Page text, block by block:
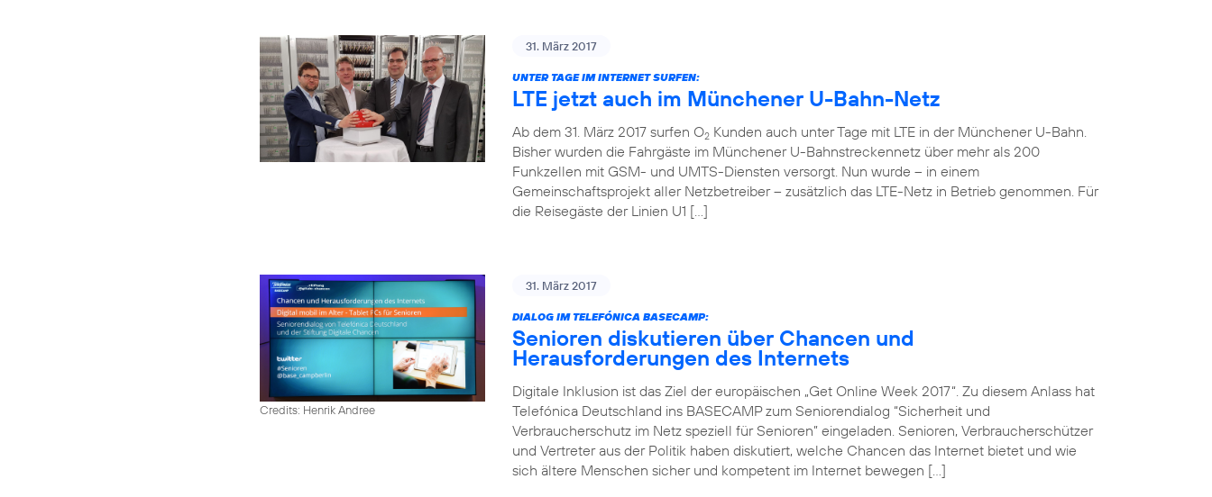
31. März 2017
UNTER TAGE IM INTERNET SURFEN:
LTE jetzt auch im Münchener U-Bahn-Netz
Ab dem 31. März 2017 surfen O2 Kunden auch unter Tage mit LTE in der Münchener U-Bahn.
Bisher wurden die Fahrgäste im Münchener U-Bahnstreckennetz über mehr als 200
Funkzellen mit GSM- und UMTS-Diensten versorgt. Nun wurde – in einem
Gemeinschaftsprojekt aller Netzbetreiber – zusätzlich das LTE-Netz in Betrieb genommen. Für
die Reisegäste der Linien U1 […]
Credits: Henrik Andree
31. März 2017
DIALOG IM TELEFÓNICA BASECAMP:
Senioren diskutieren über Chancen und
Herausforderungen des Internets
Digitale Inklusion ist das Ziel der europäischen „Get Online Week 2017“. Zu diesem Anlass hat
Telefónica Deutschland ins BASECAMP zum Seniorendialog “Sicherheit und
Verbraucherschutz im Netz speziell für Senioren” eingeladen. Senioren, Verbraucherschützer
und Vertreter aus der Politik haben diskutiert, welche Chancen das Internet bietet und wie
sich ältere Menschen sicher und kompetent im Internet bewegen […]